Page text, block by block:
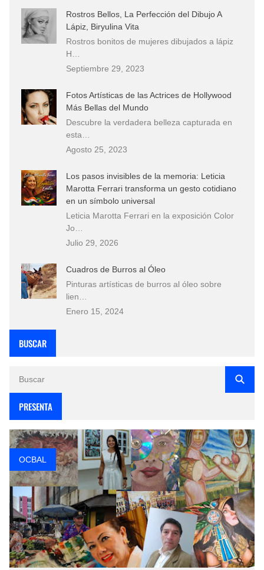
Rostros Bellos, La Perfección del Dibujo A
Lápiz, Biryulina Vita
Rostros bonitos de mujeres dibujados a lápiz
H…
Septiembre 29, 2023
Fotos Artísticas de las Actrices de Hollywood
Más Bellas del Mundo
Descubre la verdadera belleza capturada en
esta…
Agosto 25, 2023
Los pasos invisibles de la memoria: Leticia
Marotta Ferrari transforma un gesto cotidiano
en un símbolo universal
Leticia Marotta Ferrari en la exposición Color
Jo…
Julio 29, 2026
Cuadros de Burros al Óleo
Pinturas artísticas de burros al óleo sobre
lien…
Enero 15, 2024
BUSCAR
PRESENTA
OCBAL